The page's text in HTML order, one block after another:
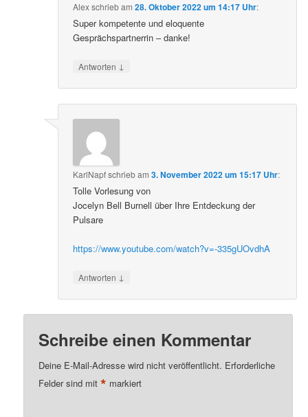
Alexschriebam28. Oktober 2022 um 14:17 Uhr:
Super kompetente und eloquente
Gesprächspartnerrin – danke!
Antworten ↓
KarlNapfschriebam3. November 2022 um 15:17 Uhr:
Tolle Vorlesung von
Jocelyn Bell Burnell über Ihre Entdeckung der
Pulsare
https://www.youtube.com/watch?v=-335gUOvdhA
Antworten ↓
Schreibe einen Kommentar
Deine E-Mail-Adresse wird nicht veröffentlicht. Erforderliche
Felder sind mit* markiert